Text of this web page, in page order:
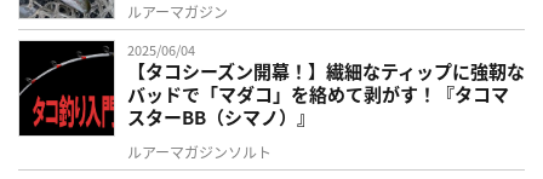
ルアーマガジン
2025/06/04
【タコシーズン開幕！】繊細なティップに強靭な
バッドで「マダコ」を絡めて剥がす！『タコマ
スターBB（シマノ）』
ルアーマガジンソルト